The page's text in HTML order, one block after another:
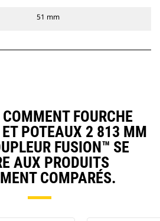
51 mm
FOURCHE
ET POTEAUX 2 813 MM
FUSION™ SE
AUX PRODUITS
COMPARÉS.